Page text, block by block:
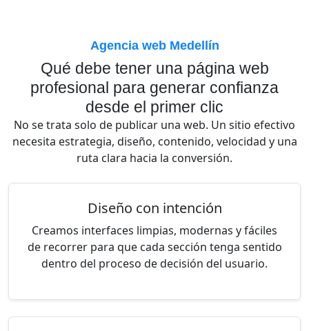
Agencia web Medellín
Qué debe tener una página web
profesional para generar confianza
desde el primer clic
No se trata solo de publicar una web. Un sitio efectivo
necesita estrategia, diseño, contenido, velocidad y una
ruta clara hacia la conversión.
Diseño con intención
Creamos interfaces limpias, modernas y fáciles
de recorrer para que cada sección tenga sentido
dentro del proceso de decisión del usuario.